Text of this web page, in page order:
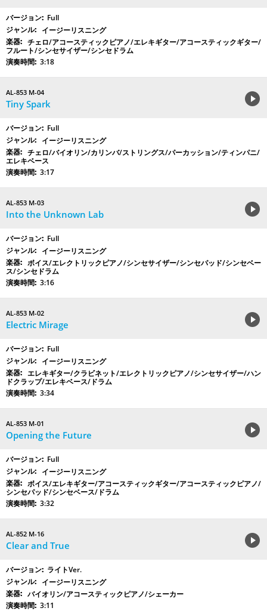
Full
イージーリスニング
チェロ/アコースティックピアノ/エレキギター/アコースティックギター/
フルート/シンセサイザー/シンセドラム
3:18
AL-853 M-04
Tiny Spark
Full
イージーリスニング
チェロ/バイオリン/カリンバ/ストリングス/パーカッション/ティンパニ/
エレキベース
3:17
AL-853 M-03
Into the Unknown Lab
Full
イージーリスニング
ボイス/エレクトリックピアノ/シンセサイザー/シンセパッド/シンセベー
ス/シンセドラム
3:16
AL-853 M-02
Electric Mirage
Full
イージーリスニング
エレキギター/クラビネット/エレクトリックピアノ/シンセサイザー/ハン
ドクラップ/エレキベース/ドラム
3:34
AL-853 M-01
Opening the Future
Full
イージーリスニング
ボイス/エレキギター/アコースティックギター/アコースティックピアノ/
シンセパッド/シンセベース/ドラム
3:32
AL-852 M-16
Clear and True
ライトVer.
イージーリスニング
バイオリン/アコースティックピアノ/シェーカー
3:11